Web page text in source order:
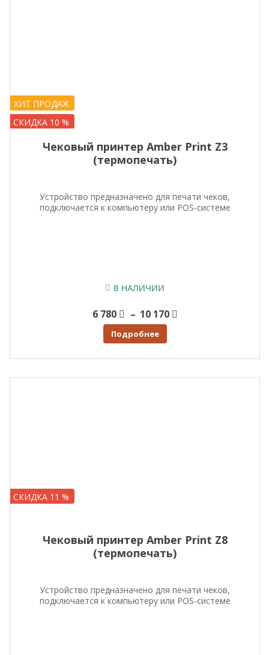
ХИТ ПРОДАЖ
СКИДКА 10 %
Чековый принтер Amber Print Z3
(термопечать)
Устройство предназначено для печати чеков,
подключается к компьютеру или POS-системе
В НАЛИЧИИ
6 780 – 10 170
through
Подробнее
СКИДКА 11 %
Чековый принтер Amber Print Z8
(термопечать)
Устройство предназначено для печати чеков,
подключается к компьютеру или POS-системе